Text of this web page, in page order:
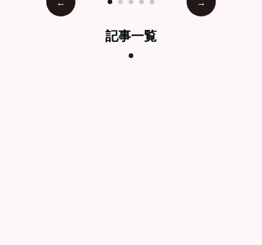
記事一覧